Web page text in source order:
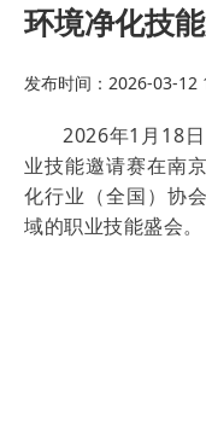
环境净化技
发布时间：2026-03-12
2026年1月18
业技能邀请赛在南
化行业（全国）协
域的职业技能盛会。